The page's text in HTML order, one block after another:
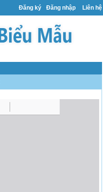
Đăng ký Đăng nhập Liên hệ